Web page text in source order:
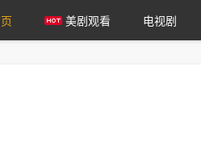
美剧观看 电视剧